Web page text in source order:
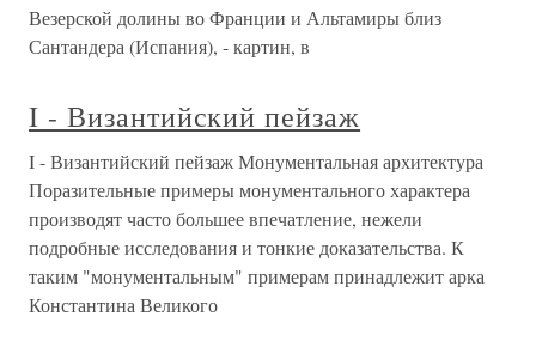
Везерской долины во Франции и Альтамиры близ
Сантандера (Испания), - картин, в
I - Византийский пейзаж
I - Византийский пейзаж Монументальная архитектура
Поразительные примеры монументального характера
производят часто большее впечатление, нежели
подробные исследования и тонкие доказательства. К
таким "монументальным" примерам принадлежит арка
Константина Великого